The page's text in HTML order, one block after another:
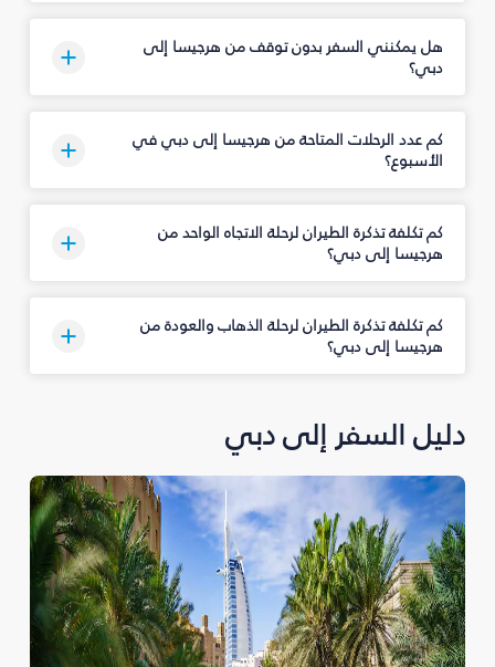
هل يمكنني السفر بدون توقف من هرجيسا إلى
دبي؟
كم عدد الرحلات المتاحة من هرجيسا إلى دبي في
الأسبوع؟
كم تكلفة تذكرة الطيران لرحلة الاتجاه الواحد من
هرجيسا إلى دبي؟
كم تكلفة تذكرة الطيران لرحلة الذهاب والعودة من
هرجيسا إلى دبي؟
دليل السفر إلى دبي